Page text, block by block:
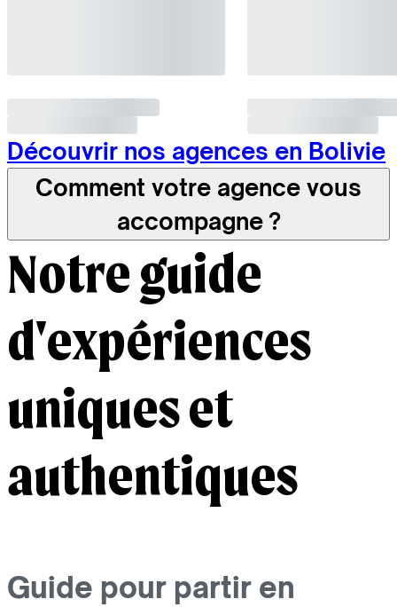
Découvrir nos agences en Bolivie
Comment votre agence vous
accompagne ?
Notre guide
d'expériences
uniques et
authentiques
Guide pour partir en